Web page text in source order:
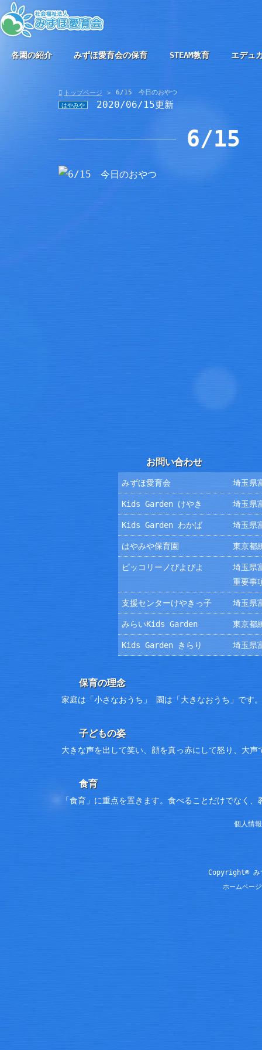
各園の紹介 みずほ愛育会の保育 STEAM教育 エデュ
トップページ 6/15 今日のおやつ
はやみや 2020/06/15更新
6/15
お問い合わせ
みずほ愛育会 埼玉県
Kids Garden けやき 埼玉県
Kids Garden わかば 埼玉県
はやみや保育園 東京都
ピッコリーノぴよぴよ
埼玉県
重要事
支援センターけやきっ子 埼玉県
みらいKids Garden 東京都
Kids Garden きらり 埼玉県
保育の理念
家庭は「小さなおうち」 園は「大きなおうち」です
子どもの姿
大きな声を出して笑い、顔を真っ赤にして怒り、大
食育
「食育」に重点を置きます。食べることだけでなく
個人情
Copyright© み
ホームペー